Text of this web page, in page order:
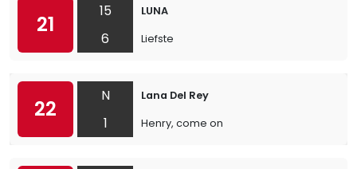
21
15
6
LUNA
Liefste
22
N
1
Lana Del Rey
Henry, come on